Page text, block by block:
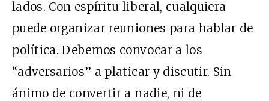
lados. Con espíritu liberal, cualquiera
puede organizar reuniones para hablar de
política. Debemos convocar a los
“adversarios” a platicar y discutir. Sin
ánimo de convertir a nadie, ni de